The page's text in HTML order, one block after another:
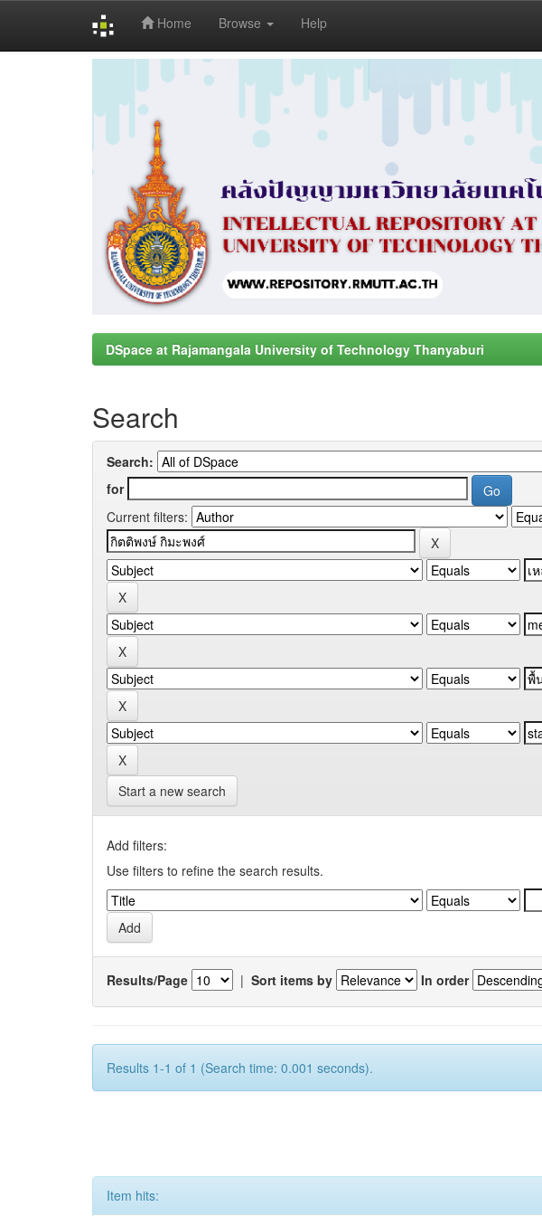
Home Browse Help
DSpace at Rajamangala University of Technology Thanyaburi
Search
Search:
for
Current filters:
Start a new search
Add filters:
Use filters to refine the search results.
Results/Page | Sort items by In order
Results 1-1 of 1 (Search time: 0.001 seconds).
Item hits: